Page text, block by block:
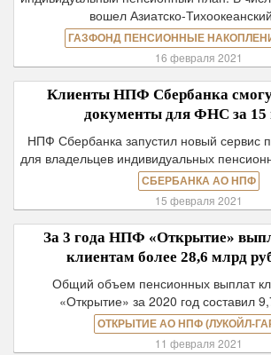
вошел Азиатско-
ГАЗФОНД ПЕНСИОННЫЕ
16 февраля 2021
Клиенты НПФ Сбербанка
документы для ФНС за 15
НПФ Сбербанка запустил новый сервис
для владельцев индивидуальных
СБЕРБАНКА АО НПФ
15 февраля 2021
За 3 года НПФ «Открытие»
клиентам более 28,6 млрд
Общий объем пенсионных выплат
«Открытие» за 2020 год составил
ОТКРЫТИЕ АО НПФ (ЛУКОЙЛ-
11 февраля 2021